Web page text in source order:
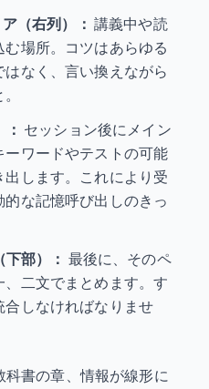
（右列）： 講義中や読
場所。コツはあらゆる
なく、言い換えながら
セッション後にメイン
ーワードやテストの可能
します。これにより受
な記憶呼び出しのきっ
部）： 最後に、そのペ
二文でまとめます。す
しなければなりませ
書の章、情報が線形に